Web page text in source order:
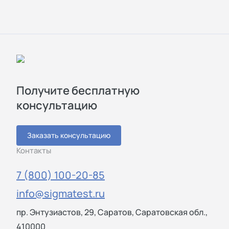
Получите бесплатную
консультацию
Заказать консультацию
Контакты
7 (800) 100-20-85
info@sigmatest.ru
пр. Энтузиастов, 29, Саратов, Саратовская обл.,
410000